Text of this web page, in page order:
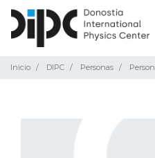
Inicio DIPC Personas